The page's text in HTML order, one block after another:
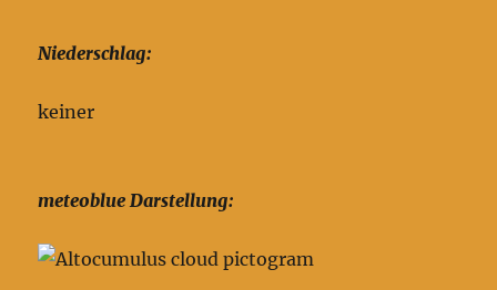
Niederschlag:
keiner
meteoblue Darstellung: